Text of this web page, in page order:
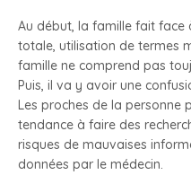
Au début, la famille fait face
totale, utilisation de termes
famille ne comprend pas
Puis, il va y avoir une
Les proches de la personne
tendance à faire des
risques de mauvaises
données par le médecin.